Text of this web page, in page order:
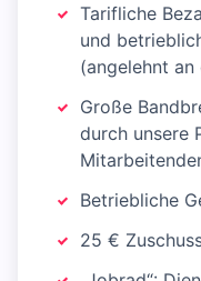
Tarifliche
und
(angelehnt
Große
durch unsere
Betriebliche
25 €